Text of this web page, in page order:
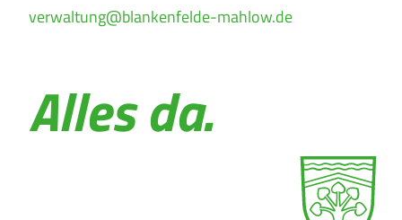
verwaltung@blankenfelde-mahlow.de
Alles da.